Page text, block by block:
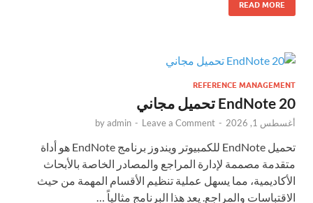
READ MORE
REFERENCE MANAGEMENT
EndNote 20 تحميل مجاني
أغسطس 1, 2026 -
byadmin - Leave a Comment
تحميل EndNote للكمبيوتر ويندوز برنامج EndNote هو أداة
متقدمة مصممة لإدارة المراجع والمصادر الخاصة بالأبحاث
الأكاديمية، مما يسهل عملية تنظيم الأقسام المهمة من حيث
الاقتباسات والمراجع. يعد هذا البرنامج مثالياً …